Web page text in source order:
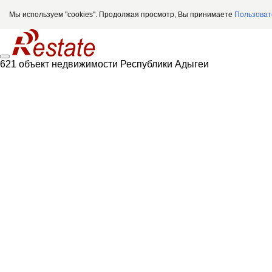
Мы используем "cookies". Продолжая просмотр, Вы принимаете
621 объект недвижимости Республики Адыгеи